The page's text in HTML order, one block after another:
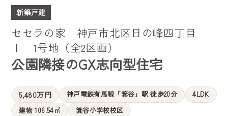
新築戸建
セセラの家 神戸市北区日の峰四丁目
Ⅰ 1号地（全2区画）
公園隣接のGX志向型住宅
5,480万円 神戸電鉄有馬線「箕谷」駅 徒歩20分
4LDK
建物 106.54㎡
箕谷小学校校区